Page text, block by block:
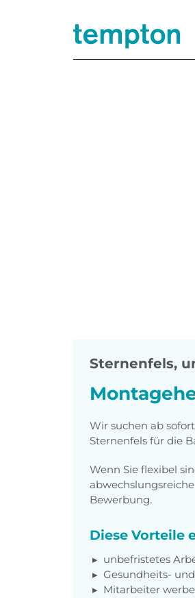
Sternenfels,
Wir suchen ab
Sternenfels für die
Wenn Sie flexibel
Bewerbung.
Diese Vorteile
unbefristetes
Gesundheits-
Mitarbeiter